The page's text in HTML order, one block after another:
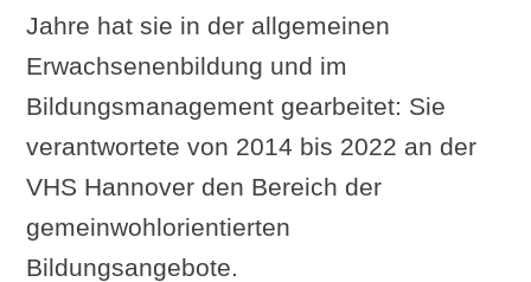
Jahre hat sie in der allgemeinen
Erwachsenenbildung und im
Bildungsmanagement gearbeitet: Sie
verantwortete von 2014 bis 2022 an der
VHS Hannover den Bereich der
gemeinwohlorientierten
Bildungsangebote.